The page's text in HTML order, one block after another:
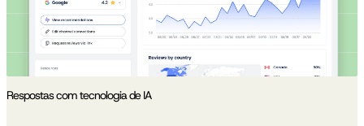
Respostas com tecnologia de IA